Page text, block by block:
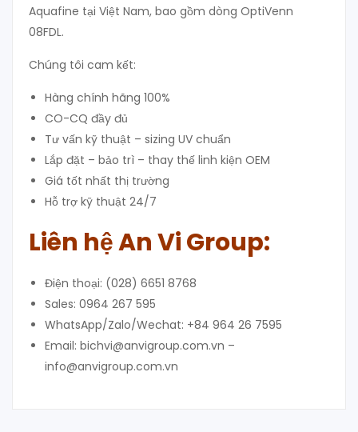
Aquafine tại Việt Nam, bao gồm dòng OptiVenn
08FDL.
Chúng tôi cam kết:
Hàng chính hãng 100%
CO-CQ đầy đủ
Tư vấn kỹ thuật – sizing UV chuẩn
Lắp đặt – bảo trì – thay thế linh kiện OEM
Giá tốt nhất thị trường
Hỗ trợ kỹ thuật 24/7
Liên hệ An Vi Group:
Điện thoại: (028) 6651 8768
Sales: 0964 267 595
WhatsApp/Zalo/Wechat: +84 964 26 7595
Email: bichvi@anvigroup.com.vn –
info@anvigroup.com.vn